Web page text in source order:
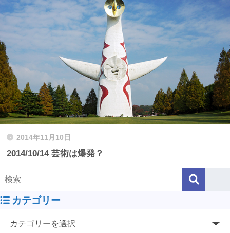
2014年11月10日
2014/10/14 芸術は爆発？
カテゴリー